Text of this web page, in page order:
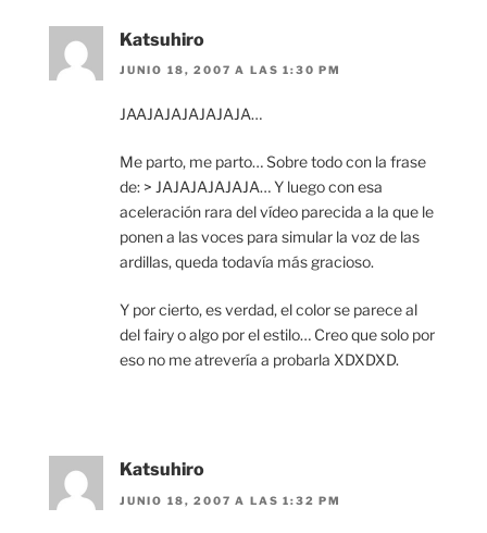
Katsuhiro
JUNIO 18, 2007 A LAS 1:30 PM
JAAJAJAJAJAJAJA…
Me parto, me parto… Sobre todo con la frase
de: > JAJAJAJAJAJA… Y luego con esa
aceleración rara del vídeo parecida a la que le
ponen a las voces para simular la voz de las
ardillas, queda todavía más gracioso.
Y por cierto, es verdad, el color se parece al
del fairy o algo por el estilo… Creo que solo por
eso no me atrevería a probarla XDXDXD.
Katsuhiro
JUNIO 18, 2007 A LAS 1:32 PM